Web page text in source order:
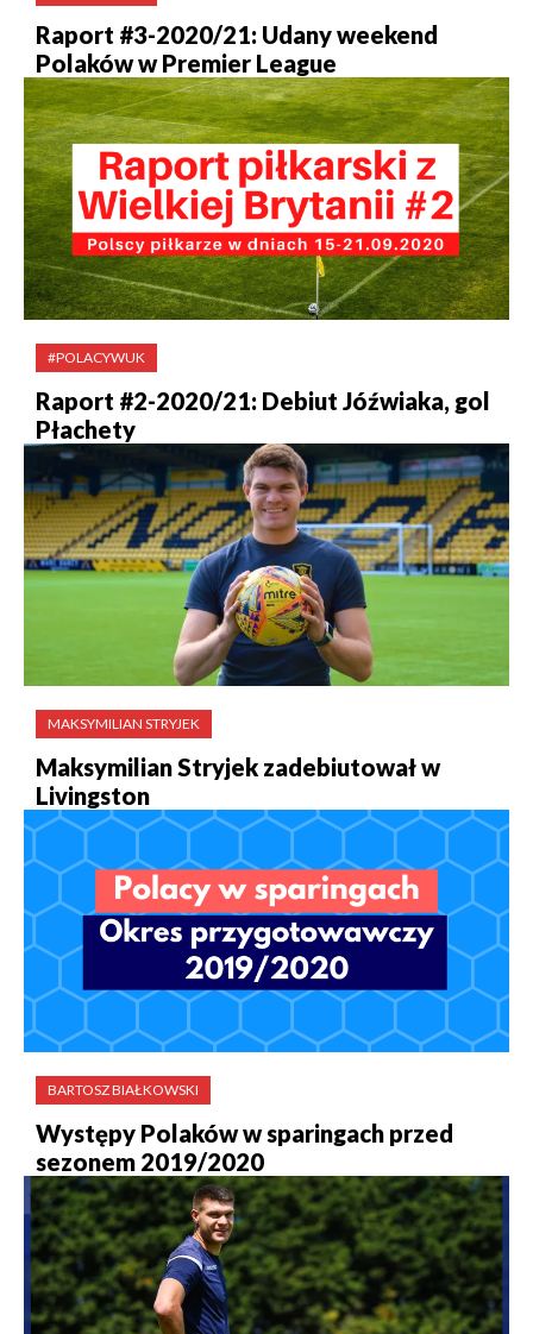
Raport #3-2020/21: Udany weekend
Polaków w Premier League
#POLACYWUK
Raport #2-2020/21: Debiut Jóźwiaka, gol
Płachety
MAKSYMILIAN STRYJEK
Maksymilian Stryjek zadebiutował w
Livingston
BARTOSZ BIAŁKOWSKI
Występy Polaków w sparingach przed
sezonem 2019/2020